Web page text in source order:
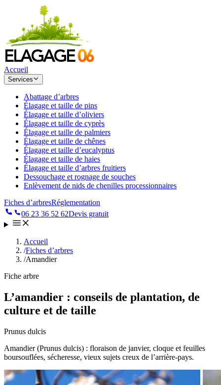
Accueil
Services
Abattage d’arbres
Élagage et taille de pins
Élagage et taille d’oliviers
Élagage et taille de cyprès
Élagage et taille de palmiers
Élagage et taille de chênes
Élagage et taille d’eucalyptus
Élagage et taille de haies
Élagage et taille d’arbres fruitiers
Dessouchage et rognage de souches
Enlèvement de nids de chenilles processionnaires
Fiches d’arbresRéglementation
06 23 36 52 62Devis gratuit
Accueil
/Fiches d’arbres
/Amandier
Fiche arbre
L’amandier : conseils de plantation, de
culture et de taille
Prunus dulcis
Amandier (Prunus dulcis) : floraison de janvier, cloque et feuilles
boursouflées, sécheresse, vieux sujets creux de l’arrière-pays.